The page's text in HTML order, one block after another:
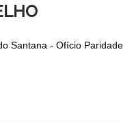
Santana - Ofício Paridade